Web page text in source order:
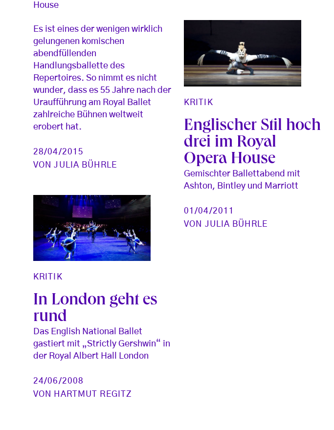
House
Es ist eines der wenigen wirklich
gelungenen komischen
abendfüllenden
Handlungsballette des
Repertoires. So nimmt es nicht
wunder, dass es 55 Jahre nach der
Uraufführung am Royal Ballet
zahlreiche Bühnen weltweit
erobert hat.
28/04/2015
VONJULIA BÜHRLE
KRITIK
Englischer Stil hoch
drei im Royal
Opera House
Gemischter Ballettabend mit
Ashton, Bintley und Marriott
01/04/2011
VON JULIA BÜHRLE
KRITIK
In London geht es
rund
Das English National Ballet
gastiert mit „Strictly Gershwin“ in
der Royal Albert Hall London
24/06/2008
VON
HARTMUT REGITZ